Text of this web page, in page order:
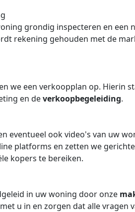
grondig inspecteren en een
rekening gehouden met de
we een verkoopplan op. Hierin
en deverkoopbegeleiding.
eventueel ook video's van uw
platforms en zetten we gerichte
kopers te bereiken.
in uw woning door onze
u in en zorgen dat alle vragen